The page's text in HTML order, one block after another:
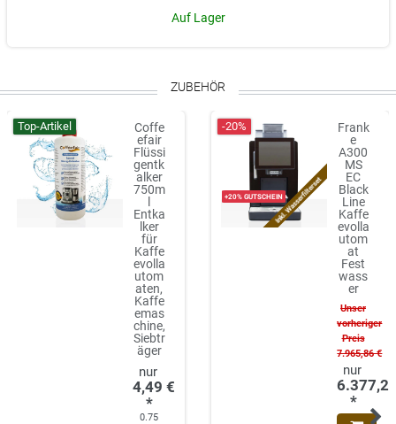
Auf Lager
ZUBEHÖR
Top-Artikel
Coffe
efair
Flüssi
gentk
alker
750m
l
Entka
lker
für
Kaffe
evolla
utom
aten,
Kaffe
emas
chine,
Siebtr
äger
4,49 €
*
0.75
Inkl. Wasserfilterset
+20% GUTSCHEIN
-20%
Frank
e
A300
MS
EC
Black
Line
Kaffe
evolla
utom
at
Fest
wass
er
Unser
vorheriger
Preis
7.965,86 €
*